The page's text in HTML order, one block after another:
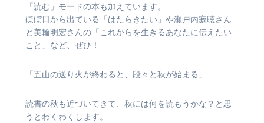
「読む」モードの本も加えています。
ほぼ日から出ている「はたらきたい」や瀬戸内寂聴さん
と美輪明宏さんの「これからを生きるあなたに伝えたい
こと」など、ぜひ！
「五山の送り火が終わると、段々と秋が始まる」
読書の秋も近づいてきて、秋には何を読もうかな？と思
うとわくわくします。